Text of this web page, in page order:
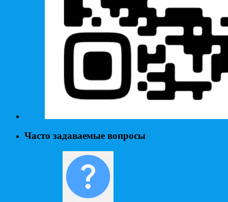
Часто задаваемые вопросы